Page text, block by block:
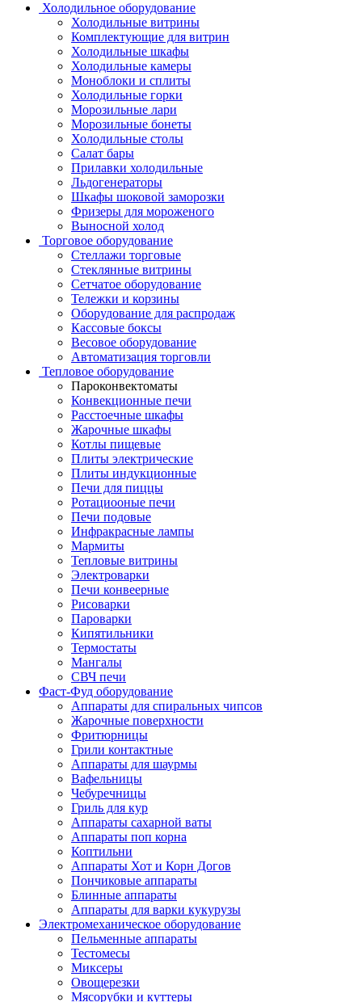
Холодильное оборудование
Холодильные витрины
Комплектующие для витрин
Холодильные шкафы
Холодильные камеры
Моноблоки и сплиты
Холодильные горки
Морозильные лари
Морозильные бонеты
Холодильные столы
Салат бары
Прилавки холодильные
Льдогенераторы
Шкафы шоковой заморозки
Фризеры для мороженого
Выносной холод
Торговое оборудование
Стеллажи торговые
Стеклянные витрины
Сетчатое оборудование
Тележки и корзины
Оборудование для распродаж
Кассовые боксы
Весовое оборудование
Автоматизация торговли
Тепловое оборудование
Пароконвектоматы
Конвекционные печи
Расстоечные шкафы
Жарочные шкафы
Котлы пищевые
Плиты электрические
Плиты индукционные
Печи для пиццы
Ротациооные печи
Печи подовые
Инфракрасные лампы
Мармиты
Тепловые витрины
Электроварки
Печи конвеерные
Рисоварки
Пароварки
Кипятильники
Термостаты
Мангалы
СВЧ печи
Фаст-Фуд оборудование
Аппараты для спиральных чипсов
Жарочные поверхности
Фритюрницы
Грили контактные
Аппараты для шаурмы
Вафельницы
Чебуречницы
Гриль для кур
Аппараты сахарной ваты
Аппараты поп корна
Коптильни
Аппараты Хот и Корн Догов
Пончиковые аппараты
Блинные аппараты
Аппараты для варки кукурузы
Электромеханическое оборудование
Пельменные аппараты
Тестомесы
Миксеры
Овощерезки
Мясорубки и куттеры